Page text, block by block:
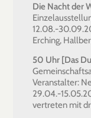
Die Nacht der
12.08.-
Erching,
50 Uhr [Das
Veranstalter:
29.04.-
vertreten mit